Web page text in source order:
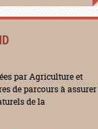
par Agriculture et
de parcours à assurer
de la